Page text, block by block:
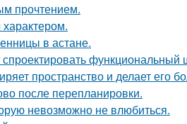
прочтением.
в астане.
пространство и делает его
после перепланировки.
невозможно не влюбиться.